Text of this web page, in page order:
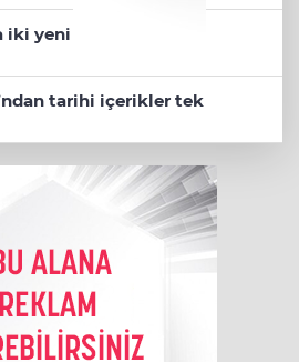
iki yeni gemi
tarihi içerikler tek